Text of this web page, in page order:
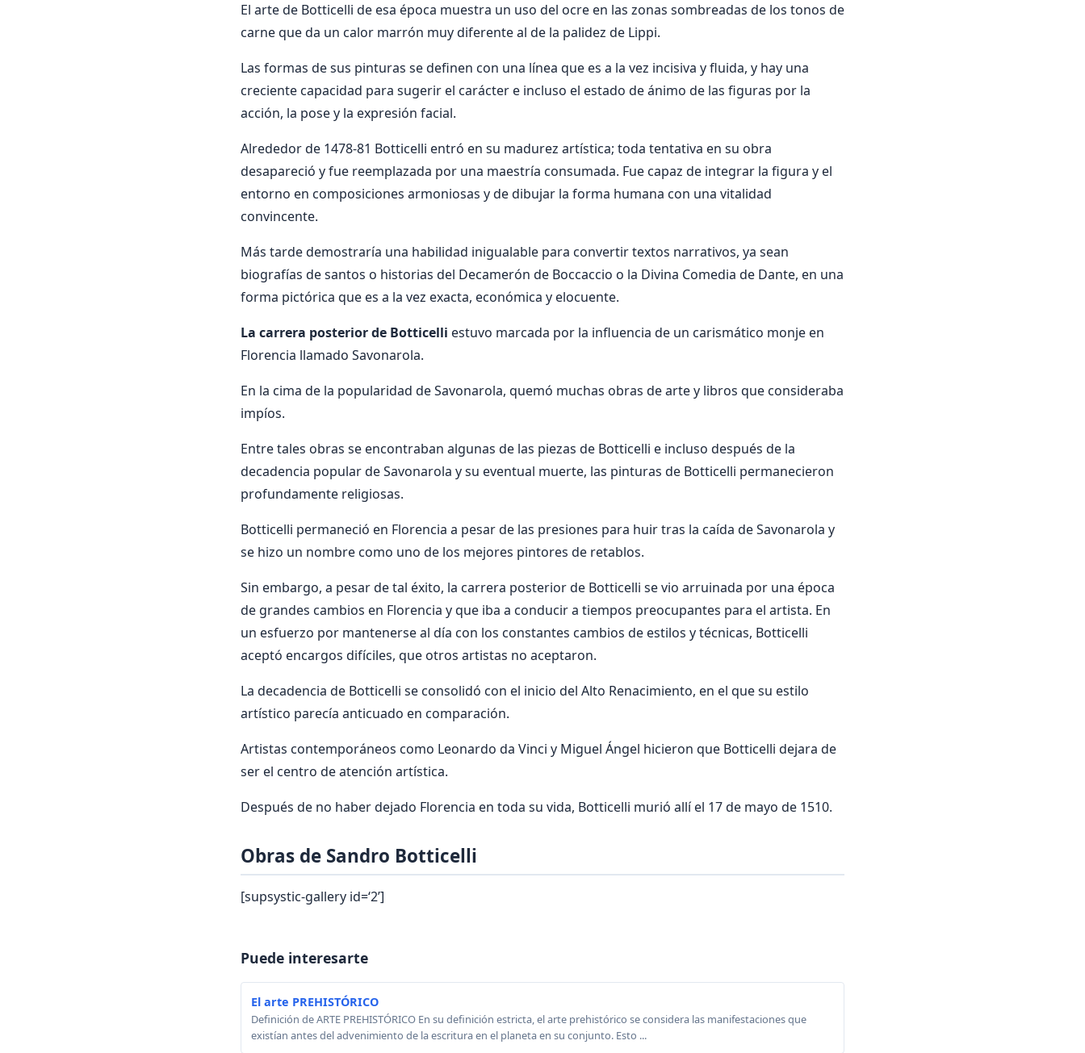
El arte de Botticelli de esa época muestra un uso del ocre en las zonas sombreadas de los tonos de
carne que da un calor marrón muy diferente al de la palidez de Lippi.
Las formas de sus pinturas se definen con una línea que es a la vez incisiva y fluida, y hay una
creciente capacidad para sugerir el carácter e incluso el estado de ánimo de las figuras por la
acción, la pose y la expresión facial.
Alrededor de 1478-81 Botticelli entró en su madurez artística; toda tentativa en su obra
desapareció y fue reemplazada por una maestría consumada. Fue capaz de integrar la figura y el
entorno en composiciones armoniosas y de dibujar la forma humana con una vitalidad
convincente.
Más tarde demostraría una habilidad inigualable para convertir textos narrativos, ya sean
biografías de santos o historias del Decamerón de Boccaccio o la Divina Comedia de Dante, en una
forma pictórica que es a la vez exacta, económica y elocuente.
La carrera posterior de Botticelli estuvo marcada por la influencia de un carismático monje en
Florencia llamado Savonarola.
En la cima de la popularidad de Savonarola, quemó muchas obras de arte y libros que consideraba
impíos.
Entre tales obras se encontraban algunas de las piezas de Botticelli e incluso después de la
decadencia popular de Savonarola y su eventual muerte, las pinturas de Botticelli permanecieron
profundamente religiosas.
Botticelli permaneció en Florencia a pesar de las presiones para huir tras la caída de Savonarola y
se hizo un nombre como uno de los mejores pintores de retablos.
Sin embargo, a pesar de tal éxito, la carrera posterior de Botticelli se vio arruinada por una época
de grandes cambios en Florencia y que iba a conducir a tiempos preocupantes para el artista. En
un esfuerzo por mantenerse al día con los constantes cambios de estilos y técnicas, Botticelli
aceptó encargos difíciles, que otros artistas no aceptaron.
La decadencia de Botticelli se consolidó con el inicio del Alto Renacimiento, en el que su estilo
artístico parecía anticuado en comparación.
Artistas contemporáneos como Leonardo da Vinci y Miguel Ángel hicieron que Botticelli dejara de
ser el centro de atención artística.
Después de no haber dejado Florencia en toda su vida, Botticelli murió allí el 17 de mayo de 1510.
Obras de Sandro Botticelli
[supsystic-gallery id=‘2’]
Puede interesarte
El arte PREHISTÓRICO
Definición de ARTE PREHISTÓRICO En su definición estricta, el arte prehistórico se considera las manifestaciones que
existían antes del advenimiento de la escritura en el planeta en su conjunto. Esto ...